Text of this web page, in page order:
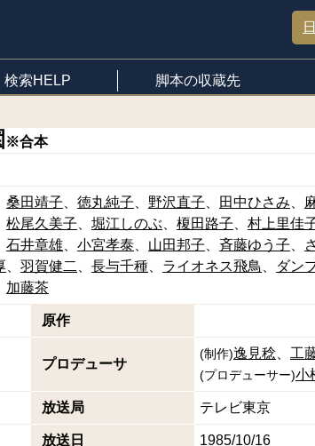
検索HELP 脚本の収蔵先
※合本
桑田靖子 徳丸純子 野沢直子 田中ひさみ
松尾久美子 堀江しのぶ 榎田路子 村上里佳
石井章雄 小宮孝泰 山田邦子 斉藤ゆう子
羽賀健二 長与千種 ライオネス飛鳥 ダン
加藤茶
原作
プロデューサ
(制作)逸見稔 工
(プロデューサー)小
放送局 テレビ東京
放送日 1985/10/16